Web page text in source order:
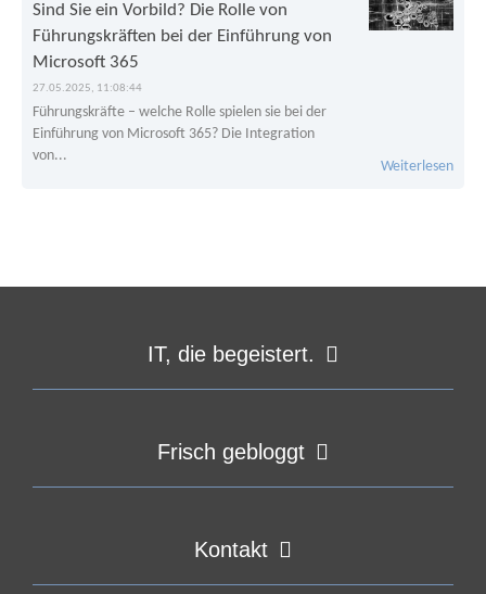
Sind Sie ein Vorbild? Die Rolle von
Führungskräften bei der Einführung von
Microsoft 365
27.05.2025, 11:08:44
Führungskräfte – welche Rolle spielen sie bei der
Einführung von Microsoft 365? Die Integration
von...
Weiterlesen
IT, die begeistert.
Frisch gebloggt
Kontakt